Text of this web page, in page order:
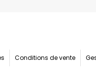
Conditions de vente